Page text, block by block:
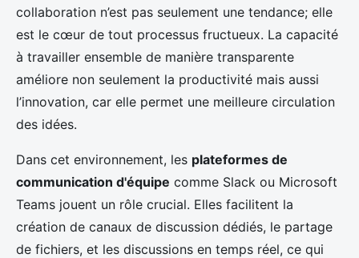
collaboration n’est pas seulement une tendance; elle
est le cœur de tout processus fructueux. La capacité
à travailler ensemble de manière transparente
améliore non seulement la productivité mais aussi
l’innovation, car elle permet une meilleure circulation
des idées.
Dans cet environnement, les plateformes de
communication d'équipe comme Slack ou Microsoft
Teams jouent un rôle crucial. Elles facilitent la
création de canaux de discussion dédiés, le partage
de fichiers, et les discussions en temps réel, ce qui